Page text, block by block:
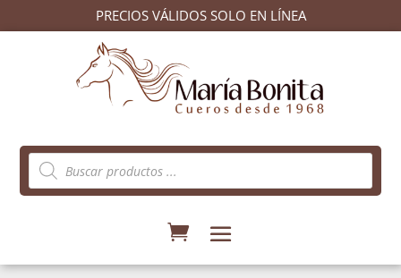
PRECIOS VÁLIDOS SOLO EN LÍNEA
Búsqueda
de
productos